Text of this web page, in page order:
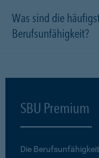
Was sind die
Berufsunfähigkeit?
SBU Premium
Die